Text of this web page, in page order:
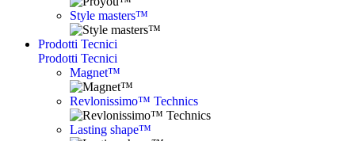
Style masters™
Prodotti Tecnici
Prodotti Tecnici
Magnet™
Revlonissimo™ Technics
Lasting shape™